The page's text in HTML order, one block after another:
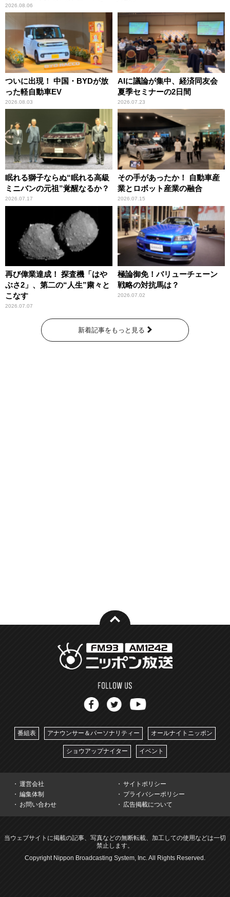
2026.08.06
ついに出現！ 中国・BYDが放
った軽自動車EV
2026.08.03
AIに議論が集中、経済同友会
夏季セミナーの2日間
2026.07.23
眠れる獅子ならぬ“眠れる高級
ミニバンの元祖”覚醒なるか？
2026.07.17
その手があったか！ 自動車産
業とロボット産業の融合
2026.07.15
再び偉業達成！ 探査機「はや
ぶさ2」、第二の“人生”粛々と
こなす
2026.07.07
極論御免！バリューチェーン
戦略の対抗馬は？
2026.07.02
新着記事をもっと見る
番組表 アナウンサー＆パーソナリティー オールナイトニッポン
ショウアップナイター イベント
運営会社
サイトポリシー
編集体制
プライバシーポリシー
お問い合わせ
広告掲載について
当ウェブサイトに掲載の記事、写真などの無断転載、加工しての使用などは一切
禁止します。
Copyright Nippon Broadcasting System, Inc. All Rights Reserved.